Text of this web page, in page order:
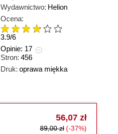
Wydawnictwo: Helion
Ocena:
3.9/6
Opinie: 17
Stron: 456
Druk: oprawa miękka
56,07 zł
89,00 zł (-37%)